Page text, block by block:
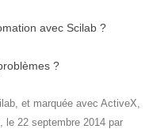
avec Scilab ?
?
, et marquée avec ActiveX,
, le 22 septembre 2014 par